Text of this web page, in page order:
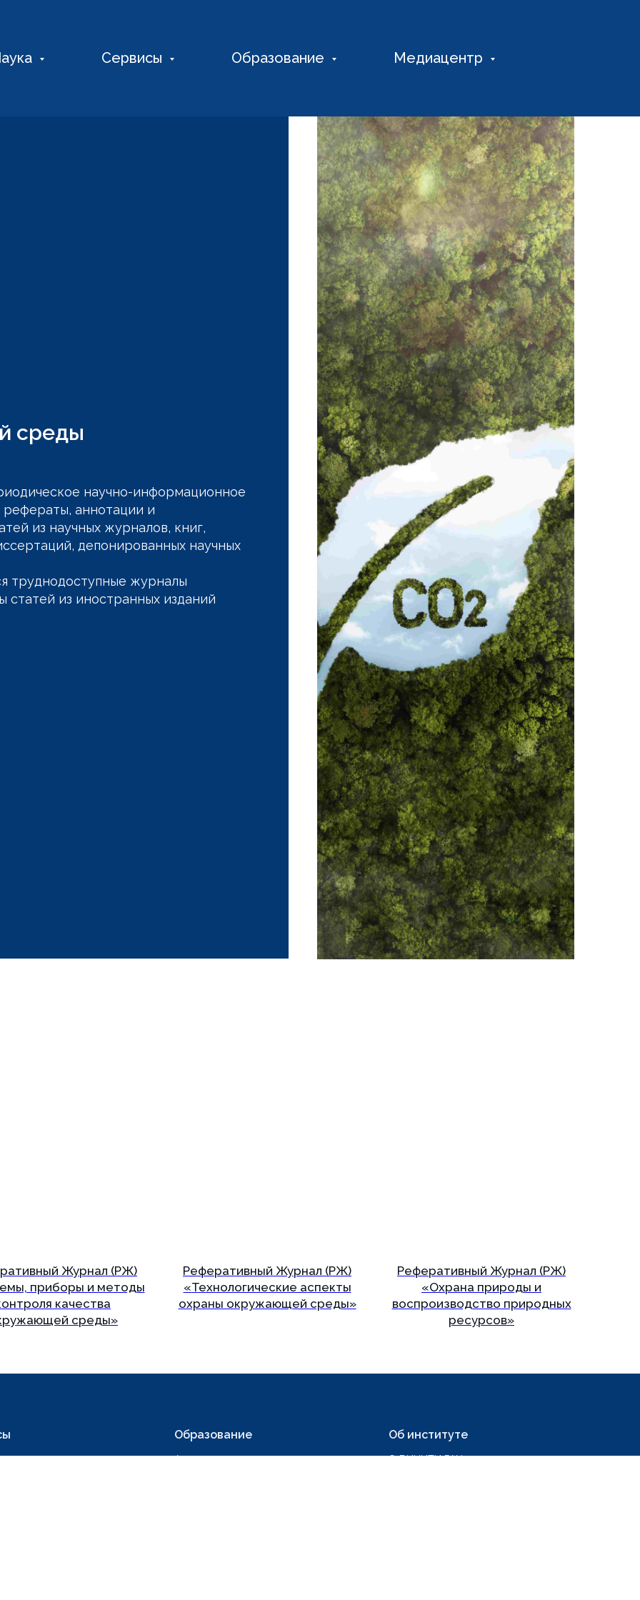
Сервисы Образование Медиацентр
среды
научно-информационное
аннотации и
из научных журналов, книг,
депонированных научных
труднодоступные журналы
статей из иностранных изданий
Журнал (РЖ)
приборы и методы
качества
среды»
Реферативный Журнал (РЖ)
«Технологические аспекты
охраны окружающей среды»
Реферативный Журнал (РЖ)
«Охрана природы и
воспроизводство природных
ресурсов»
Образование
Аспирантура
Об институте
О ВИНИТИ РАН